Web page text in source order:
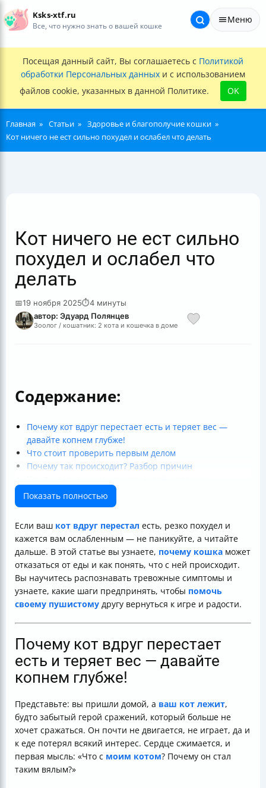
Ksks-xtf.ru
Все, что нужно знать о вашей кошке
Меню
Посещая данный сайт, Вы соглашаетесь с Политикой
обработки Персональных данных и с использованием
файлов cookie, указанных в данной Политике.
OK
Главная Статьи
Здоровье и благополучие кошки
Кот ничего не ест сильно похудел и ослабел что делать
Кот ничего не ест сильно
похудел и ослабел что
делать
📅19 ноября 2025⏱4 минуты
автор: Эдуард Полянцев
Зоолог / кошатник: 2 кота и кошечка в доме
Содержание:
Почему кот вдруг перестает есть и теряет вес —
давайте копнем глубже!
Что стоит проверить первым делом
Почему так происходит? Разбор причин
Что делать хозяину дома прямо сейчас
Когда игра — лучший индикатор здоровья
Полезные ссылки
Показать полностью
Если ваш кот вдруг перестал есть, резко похудел и
кажется вам ослабленным — не паникуйте, а читайте
дальше. В этой статье вы узнаете, почему кошка может
отказаться от еды и как понять, что с ней происходит.
Вы научитесь распознавать тревожные симптомы и
узнаете, какие шаги предпринять, чтобы помочь
своему пушистому другу вернуться к игре и радости.
Почему кот вдруг перестает
есть и теряет вес — давайте
копнем глубже!
Представьте: вы пришли домой, а ваш кот лежит,
будто забытый герой сражений, который больше не
хочет сражаться. Он почти не двигается, не играет, да и
к еде потерял всякий интерес. Сердце сжимается, и
первая мысль: «Что с моим котом? Почему он стал
таким вялым?»